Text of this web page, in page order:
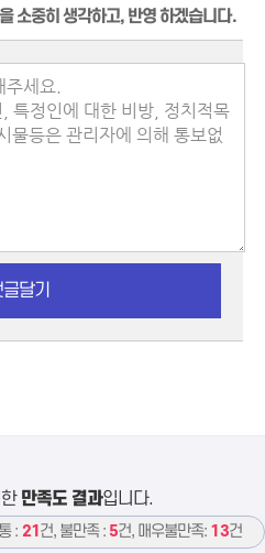
소중히 생각하고, 반영 하겠습니다.
달기
만족도 결과입니다.
: 21 건, 불만족 : 5건, 매우불만족: 13건